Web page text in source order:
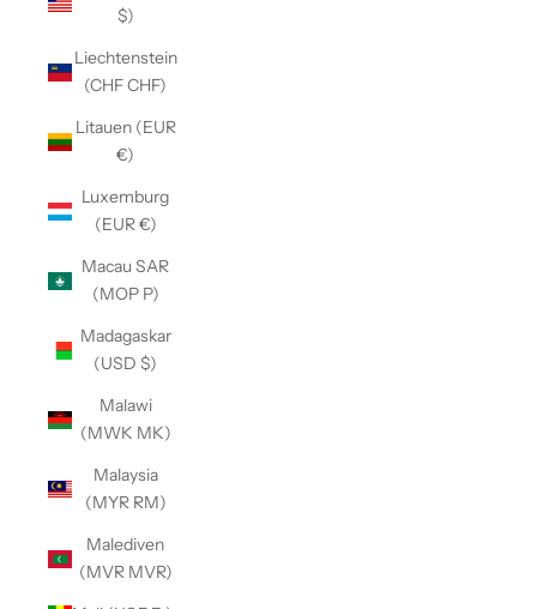
$)
Liechtenstein
(CHF CHF)
Litauen (EUR
€)
Luxemburg
(EUR €)
Macau SAR
(MOP P)
Madagaskar
(USD $)
Malawi
(MWK MK)
Malaysia
(MYR RM)
Malediven
(MVR MVR)